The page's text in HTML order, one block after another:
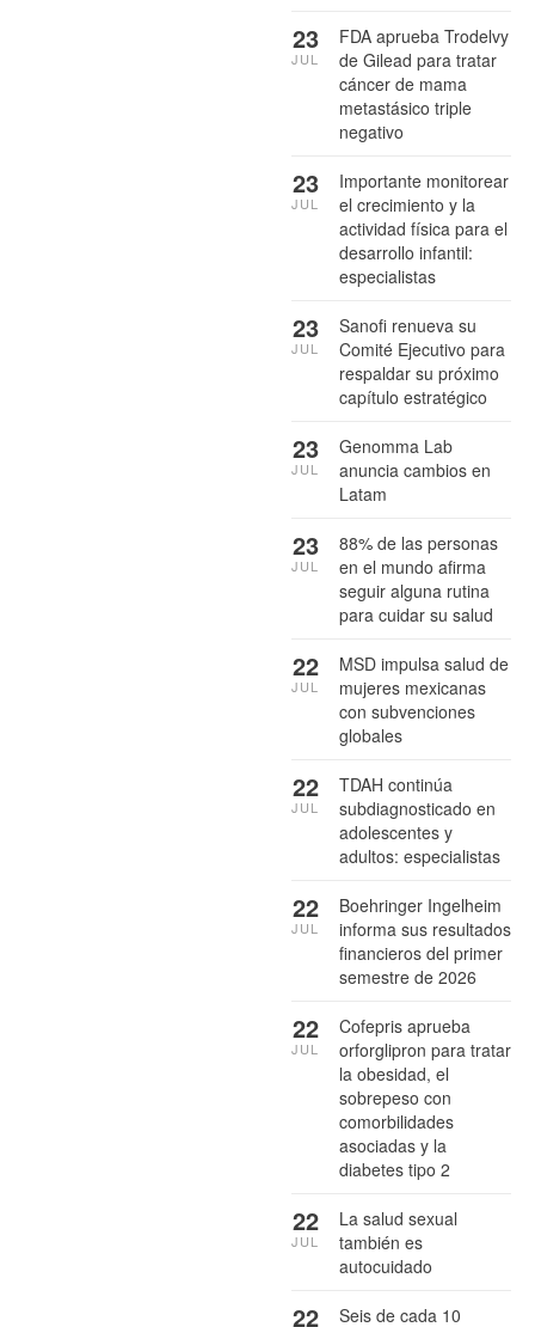
FDA aprueba Trodelvy
de Gilead para tratar
cáncer de mama
metastásico triple
negativo
23
JUL
Importante monitorear
el crecimiento y la
actividad física para el
desarrollo infantil:
especialistas
23
JUL
Sanofi renueva su
Comité Ejecutivo para
respaldar su próximo
capítulo estratégico
23
JUL
Genomma Lab
anuncia cambios en
Latam
23
JUL
88% de las personas
en el mundo afirma
seguir alguna rutina
para cuidar su salud
23
JUL
MSD impulsa salud de
mujeres mexicanas
con subvenciones
globales
22
JUL
TDAH continúa
subdiagnosticado en
adolescentes y
adultos: especialistas
22
JUL
Boehringer Ingelheim
informa sus resultados
financieros del primer
semestre de 2026
22
JUL
Cofepris aprueba
orforglipron para tratar
la obesidad, el
sobrepeso con
comorbilidades
asociadas y la
diabetes tipo 2
22
JUL
La salud sexual
también es
autocuidado
22
JUL
Seis de cada 10
22